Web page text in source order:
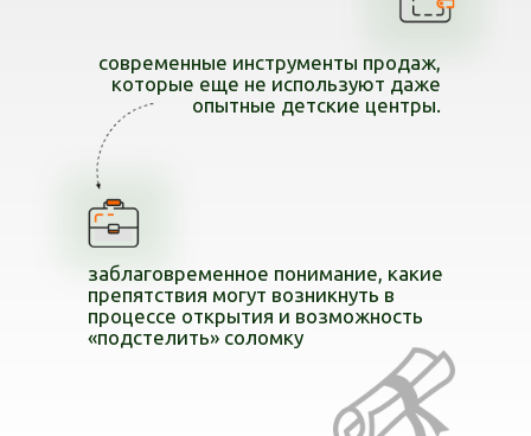
заблаговременное понимание, какие
препятствия могут возникнуть в
процессе открытия и возможность
«подстелить» соломку
современные инструменты продаж,
которые еще не используют даже
опытные детские центры.